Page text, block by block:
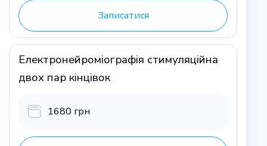
Записатися
Електронейроміографія стимуляційна
двох пар кінцівок
1680 грн